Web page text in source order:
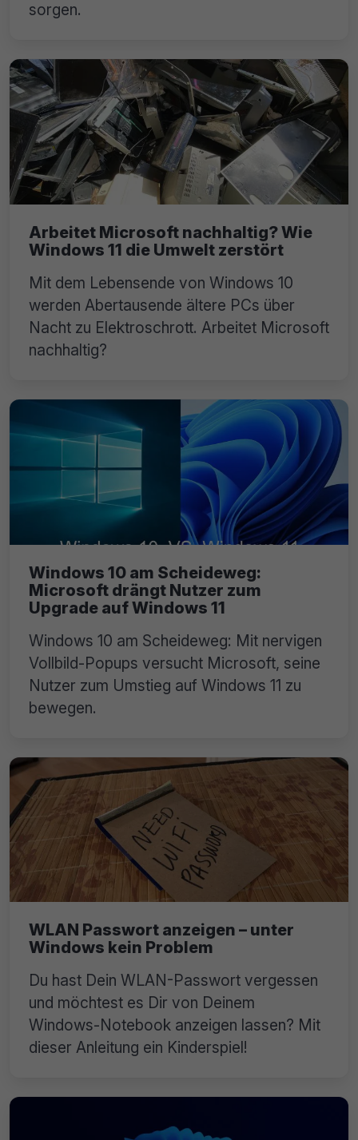
sorgen.
Arbeitet Microsoft nachhaltig? Wie
Windows 11 die Umwelt zerstört
Mit dem Lebensende von Windows 10
werden Abertausende ältere PCs über
Nacht zu Elektroschrott. Arbeitet Microsoft
nachhaltig?
Windows 10 am Scheideweg:
Microsoft drängt Nutzer zum
Upgrade auf Windows 11
Windows 10 am Scheideweg: Mit nervigen
Vollbild-Popups versucht Microsoft, seine
Nutzer zum Umstieg auf Windows 11 zu
bewegen.
WLAN Passwort anzeigen – unter
Windows kein Problem
Du hast Dein WLAN-Passwort vergessen
und möchtest es Dir von Deinem
Windows-Notebook anzeigen lassen? Mit
dieser Anleitung ein Kinderspiel!